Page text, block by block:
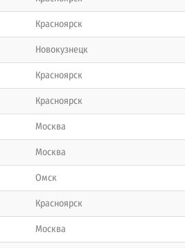
Красноярск
Новокузнецк
Красноярск
Красноярск
Москва
Москва
Омск
Красноярск
Москва